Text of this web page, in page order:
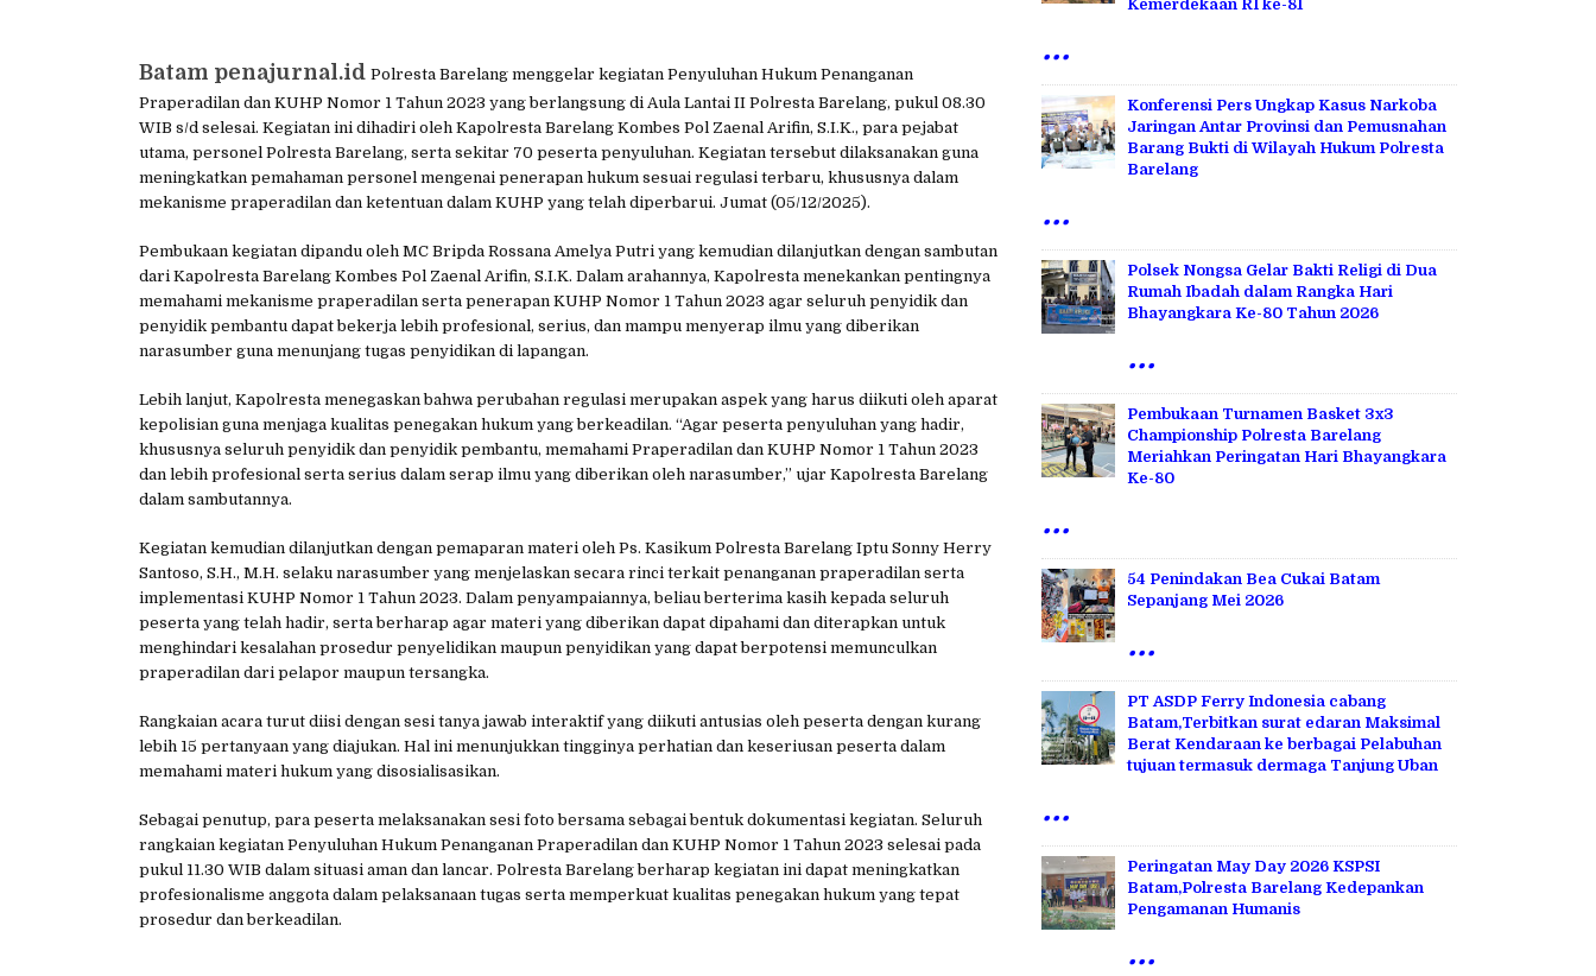
Batam penajurnal.id Polresta Barelang menggelar kegiatan Penyuluhan Hukum Penanganan
Praperadilan dan KUHP Nomor 1 Tahun 2023 yang berlangsung di Aula Lantai II Polresta Barelang, pukul 08.30
WIB s/d selesai. Kegiatan ini dihadiri oleh Kapolresta Barelang Kombes Pol Zaenal Arifin, S.I.K., para pejabat
utama, personel Polresta Barelang, serta sekitar 70 peserta penyuluhan. Kegiatan tersebut dilaksanakan guna
meningkatkan pemahaman personel mengenai penerapan hukum sesuai regulasi terbaru, khususnya dalam
mekanisme praperadilan dan ketentuan dalam KUHP yang telah diperbarui. Jumat (05/12/2025).
Pembukaan kegiatan dipandu oleh MC Bripda Rossana Amelya Putri yang kemudian dilanjutkan dengan sambutan
dari Kapolresta Barelang Kombes Pol Zaenal Arifin, S.I.K. Dalam arahannya, Kapolresta menekankan pentingnya
memahami mekanisme praperadilan serta penerapan KUHP Nomor 1 Tahun 2023 agar seluruh penyidik dan
penyidik pembantu dapat bekerja lebih profesional, serius, dan mampu menyerap ilmu yang diberikan
narasumber guna menunjang tugas penyidikan di lapangan.
Lebih lanjut, Kapolresta menegaskan bahwa perubahan regulasi merupakan aspek yang harus diikuti oleh aparat
kepolisian guna menjaga kualitas penegakan hukum yang berkeadilan. “Agar peserta penyuluhan yang hadir,
khususnya seluruh penyidik dan penyidik pembantu, memahami Praperadilan dan KUHP Nomor 1 Tahun 2023
dan lebih profesional serta serius dalam serap ilmu yang diberikan oleh narasumber,” ujar Kapolresta Barelang
dalam sambutannya.
Kegiatan kemudian dilanjutkan dengan pemaparan materi oleh Ps. Kasikum Polresta Barelang Iptu Sonny Herry
Santoso, S.H., M.H. selaku narasumber yang menjelaskan secara rinci terkait penanganan praperadilan serta
implementasi KUHP Nomor 1 Tahun 2023. Dalam penyampaiannya, beliau berterima kasih kepada seluruh
peserta yang telah hadir, serta berharap agar materi yang diberikan dapat dipahami dan diterapkan untuk
menghindari kesalahan prosedur penyelidikan maupun penyidikan yang dapat berpotensi memunculkan
praperadilan dari pelapor maupun tersangka.
Rangkaian acara turut diisi dengan sesi tanya jawab interaktif yang diikuti antusias oleh peserta dengan kurang
lebih 15 pertanyaan yang diajukan. Hal ini menunjukkan tingginya perhatian dan keseriusan peserta dalam
memahami materi hukum yang disosialisasikan.
Sebagai penutup, para peserta melaksanakan sesi foto bersama sebagai bentuk dokumentasi kegiatan. Seluruh
rangkaian kegiatan Penyuluhan Hukum Penanganan Praperadilan dan KUHP Nomor 1 Tahun 2023 selesai pada
pukul 11.30 WIB dalam situasi aman dan lancar. Polresta Barelang berharap kegiatan ini dapat meningkatkan
profesionalisme anggota dalam pelaksanaan tugas serta memperkuat kualitas penegakan hukum yang tepat
prosedur dan berkeadilan.
Kemerdekaan RI ke-81
...
Konferensi Pers Ungkap Kasus Narkoba
Jaringan Antar Provinsi dan Pemusnahan
Barang Bukti di Wilayah Hukum Polresta
Barelang
...
Polsek Nongsa Gelar Bakti Religi di Dua
Rumah Ibadah dalam Rangka Hari
Bhayangkara Ke-80 Tahun 2026
...
Pembukaan Turnamen Basket 3x3
Championship Polresta Barelang
Meriahkan Peringatan Hari Bhayangkara
Ke-80
...
54 Penindakan Bea Cukai Batam
Sepanjang Mei 2026
...
PT ASDP Ferry Indonesia cabang
Batam,Terbitkan surat edaran Maksimal
Berat Kendaraan ke berbagai Pelabuhan
tujuan termasuk dermaga Tanjung Uban
...
Peringatan May Day 2026 KSPSI
Batam,Polresta Barelang Kedepankan
Pengamanan Humanis
...